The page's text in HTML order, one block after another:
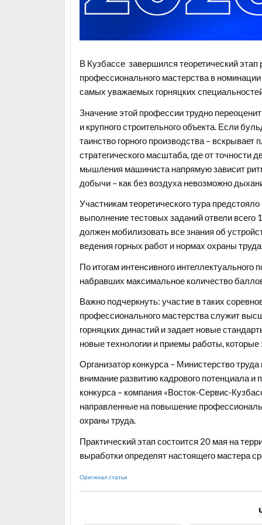
В Кузбассе завершился теоретический этап
профессионального мастерства в
самых уважаемых горняцких
Значение этой профессии трудно
и крупного строительного объекта. Если
таинство горного производства –
стратегического масштаба, где от точности
мышления машиниста напрямую зависит
добычи – как без воздуха невозможно
Участникам теоретического тура
выполнение тестовых заданий отвели
должен мобилизовать все знания об
ведения горных работ и нормах охраны
По итогам интенсивного
набравших максимальное количество
Важно подчеркнуть: участие в таких
профессионального мастерства служит
горняцких династий и задает новые
новые технологии и приемы работы,
Организатор конкурса – Министерство
внимание развитию кадрового потенциала
конкурса – компания «Восток-Сервис-
направленные на повышение
охраны труда.
Практический этап состоится 20 мая на
выработки определят настоящего мастера
Оригинал статьи